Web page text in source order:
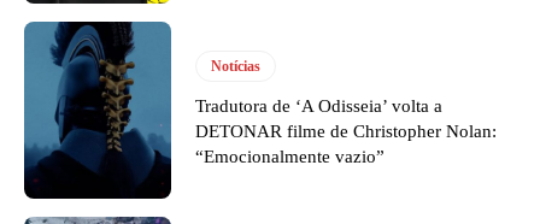
Notícias
Tradutora de ‘A Odisseia’ volta a
DETONAR filme de Christopher Nolan:
“Emocionalmente vazio”